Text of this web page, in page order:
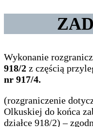
Wykonanie
918/2 z częścią
nr 917/4.
(rozgraniczenie
Olkuskiej do końca
działce 918/2) –